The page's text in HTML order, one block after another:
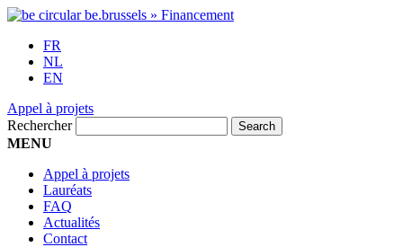
FR
NL
EN
Appel à projets
Rechercher
MENU
Appel à projets
Lauréats
FAQ
Actualités
Contact